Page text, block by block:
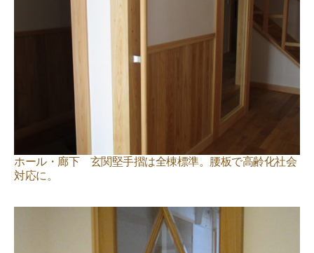
ホール・廊下 玄関堅手摺は全棟標準。腰板で高齢化社会
対応に。